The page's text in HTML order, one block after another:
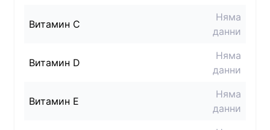
Витамин C
Няма
данни
Витамин D
Няма
данни
Витамин E
Няма
данни